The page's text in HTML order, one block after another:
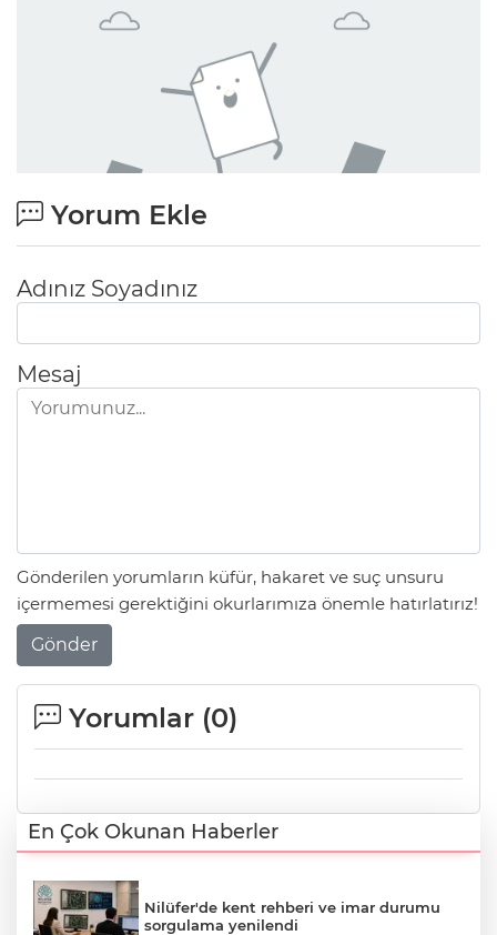
Yorum Ekle
Adınız Soyadınız
Mesaj
Gönderilen yorumların küfür, hakaret ve suç unsuru
içermemesi gerektiğini okurlarımıza önemle hatırlatırız!
Gönder
Yorumlar (0)
En Çok Okunan Haberler
Nilüfer'de kent rehberi ve imar durumu
sorgulama yenilendi